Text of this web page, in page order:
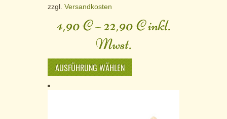
zzgl. Versandkosten
4,90€–22,90€inkl.
Mwst.
AUSFÜHRUNG WÄHLEN